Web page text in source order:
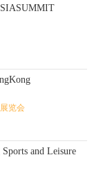
览会
and Leisure